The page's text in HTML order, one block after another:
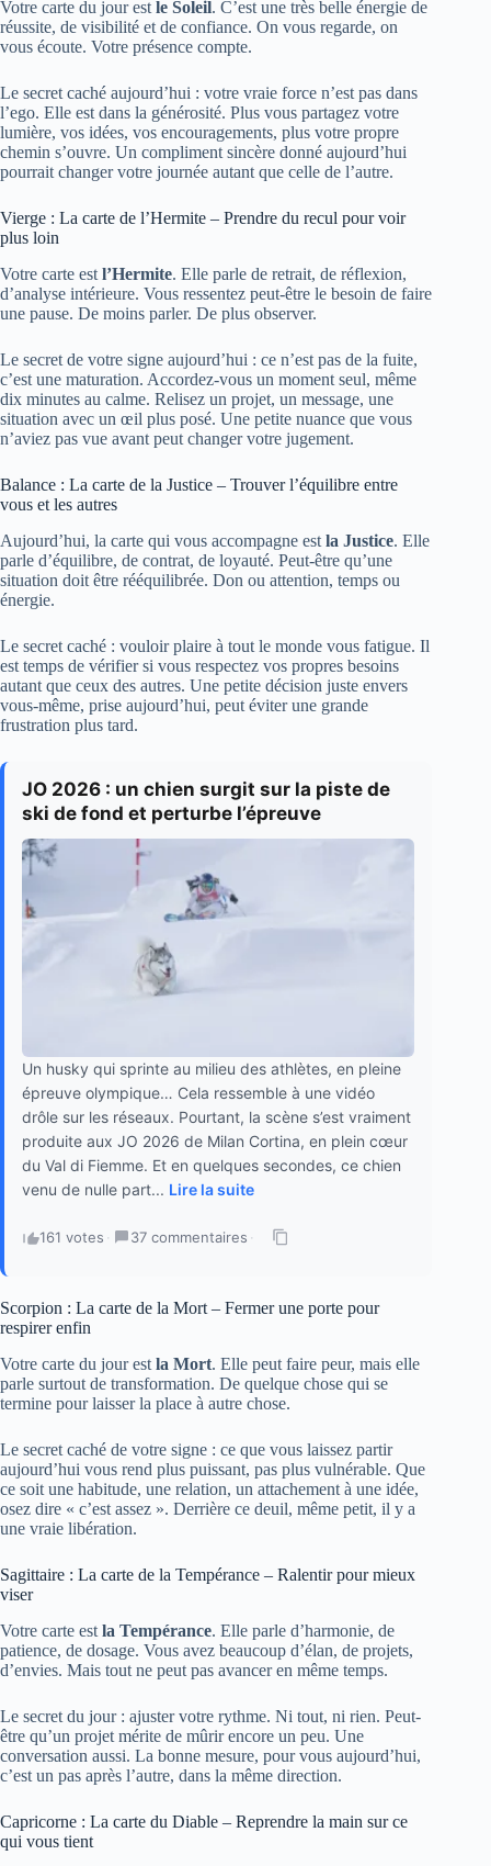
Votre carte du jour estle Soleil. C’est une très belle énergie de
réussite, de visibilité et de confiance. On vous regarde, on
vous écoute. Votre présence compte.
Le secret caché aujourd’hui : votre vraie force n’est pas dans
l’ego. Elle est dans la générosité. Plus vous partagez votre
lumière, vos idées, vos encouragements, plus votre propre
chemin s’ouvre. Un compliment sincère donné aujourd’hui
pourrait changer votre journée autant que celle de l’autre.
Vierge : La carte de l’Hermite – Prendre du recul pour voir
plus loin
Votre carte est l’Hermite. Elle parle de retrait, de réflexion,
d’analyse intérieure. Vous ressentez peut-être le besoin de faire
une pause. De moins parler. De plus observer.
Le secret de votre signe aujourd’hui : ce n’est pas de la fuite,
c’est une maturation. Accordez-vous un moment seul, même
dix minutes au calme. Relisez un projet, un message, une
situation avec un œil plus posé. Une petite nuance que vous
n’aviez pas vue avant peut changer votre jugement.
Balance : La carte de la Justice – Trouver l’équilibre entre
vous et les autres
Aujourd’hui, la carte qui vous accompagne est la Justice. Elle
parle d’équilibre, de contrat, de loyauté. Peut-être qu’une
situation doit être rééquilibrée. Don ou attention, temps ou
énergie.
Le secret caché : vouloir plaire à tout le monde vous fatigue. Il
est temps de vérifier si vous respectez vos propres besoins
autant que ceux des autres. Une petite décision juste envers
vous-même, prise aujourd’hui, peut éviter une grande
frustration plus tard.
JO 2026 : un chien surgit sur la piste de
ski de fond et perturbe l’épreuve
Un husky qui sprinte au milieu des athlètes, en pleine
épreuve olympique… Cela ressemble à une vidéo
drôle sur les réseaux. Pourtant, la scène s’est vraiment
produite aux JO 2026 de Milan Cortina, en plein cœur
du Val di Fiemme. Et en quelques secondes, ce chien
venu de nulle part... Lire la suite
161 votes · 37 commentaires ·
Scorpion : La carte de la Mort – Fermer une porte pour
respirer enfin
Votre carte du jour est la Mort. Elle peut faire peur, mais elle
parle surtout de transformation. De quelque chose qui se
termine pour laisser la place à autre chose.
Le secret caché de votre signe : ce que vous laissez partir
aujourd’hui vous rend plus puissant, pas plus vulnérable. Que
ce soit une habitude, une relation, un attachement à une idée,
osez dire « c’est assez ». Derrière ce deuil, même petit, il y a
une vraie libération.
Sagittaire : La carte de la Tempérance – Ralentir pour mieux
viser
Votre carte est la Tempérance. Elle parle d’harmonie, de
patience, de dosage. Vous avez beaucoup d’élan, de projets,
d’envies. Mais tout ne peut pas avancer en même temps.
Le secret du jour : ajuster votre rythme. Ni tout, ni rien. Peut-
être qu’un projet mérite de mûrir encore un peu. Une
conversation aussi. La bonne mesure, pour vous aujourd’hui,
c’est un pas après l’autre, dans la même direction.
Capricorne : La carte du Diable – Reprendre la main sur ce
qui vous tient